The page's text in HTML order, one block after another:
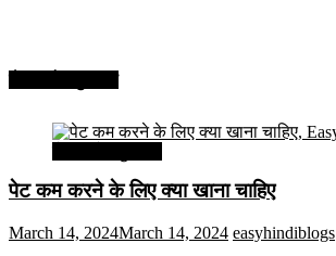
पेट कम करने के लिए क्या खाना चाहिए
March 14, 2024March 14, 2024 easyhindiblogs